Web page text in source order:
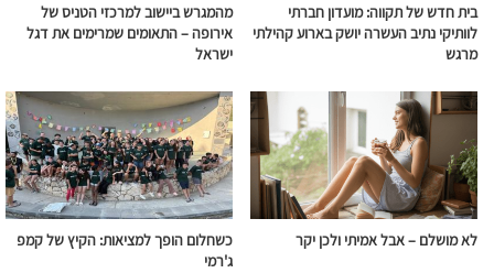
בית חדש של תקווה: מועדון חברתי
לוותיקי נתיב העשרה יושק בארוע קהילתי
מרגש
מהמגרש ביישוב למרכזי הטניס של
אירופה – התאומים שמרימים את דגל
ישראל
לא מושלם – אבל אמיתי ולכן יקר
כשחלום הופך למציאות: הקיץ של קמפ
ג'רמי